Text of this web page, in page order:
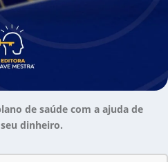
de saúde com a ajuda de
dinheiro.